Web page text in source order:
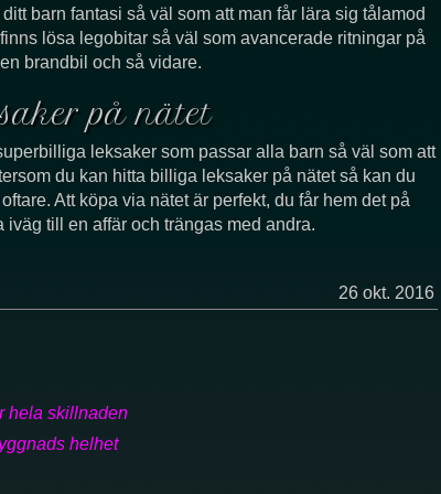
barn fantasi så väl som att man får lära sig tålamod
lösa legobitar så väl som avancerade ritningar på
brandbil och så vidare.
på nätet
leksaker som passar alla barn så väl som att
du kan hitta billiga leksaker på nätet så kan du
Att köpa via nätet är perfekt, du får hem det på
iväg till en affär och trängas med andra.
26 okt. 2016
hela skillnaden
helhet